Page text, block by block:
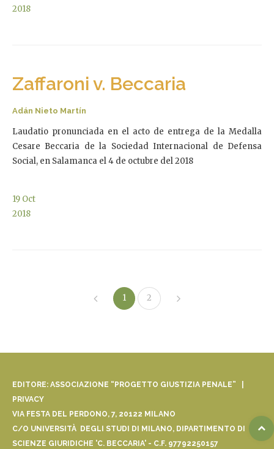
2018
Zaffaroni v. Beccaria
Adán Nieto Martín
Laudatio pronunciada en el acto de entrega de la Medalla
Cesare Beccaria de la Sociedad Internacional de Defensa
Social, en Salamanca el 4 de octubre del 2018
19 Oct
2018
1 2
EDITORE: ASSOCIAZIONE “PROGETTO GIUSTIZIA PENALE” |
PRIVACY
VIA FESTA DEL PERDONO, 7, 20122 MILANO
C/O UNIVERSITÀ DEGLI STUDI DI MILANO, DIPARTIMENTO DI
SCIENZE GIURIDICHE 'C. BECCARIA' - C.F. 97792250157